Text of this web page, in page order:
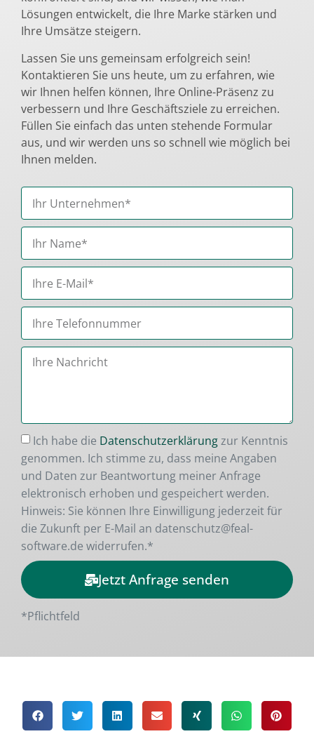
Lösungen entwickelt, die Ihre Marke stärken und
Ihre Umsätze steigern.
Lassen Sie uns gemeinsam erfolgreich sein!
Kontaktieren Sie uns heute, um zu erfahren, wie
wir Ihnen helfen können, Ihre Online-Präsenz zu
verbessern und Ihre Geschäftsziele zu erreichen.
Füllen Sie einfach das unten stehende Formular
aus, und wir werden uns so schnell wie möglich bei
Ihnen melden.
Ich habe die Datenschutzerklärungzur Kenntnis
genommen. Ich stimme zu, dass meine Angaben
und Daten zur Beantwortung meiner Anfrage
elektronisch erhoben und gespeichert werden.
Hinweis: Sie können Ihre Einwilligung jederzeit für
die Zukunft per E-Mail an datenschutz@feal-
software.de widerrufen.*
Jetzt Anfrage senden
Alternative:
*Pflichtfeld